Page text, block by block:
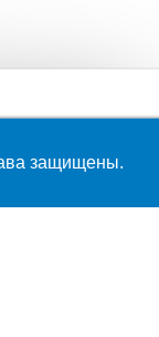
защищены.